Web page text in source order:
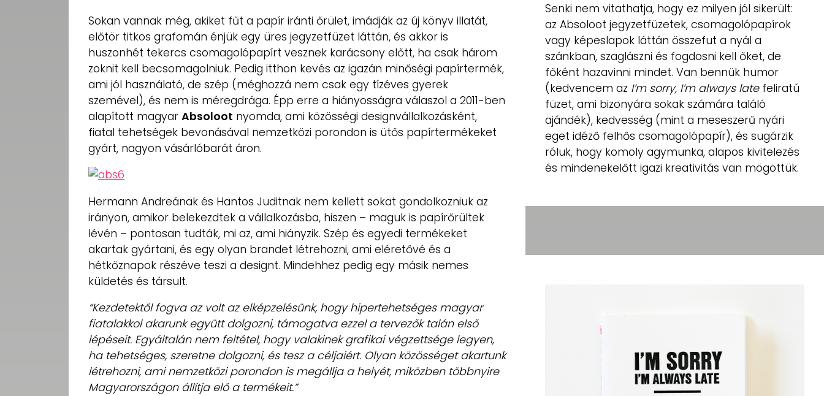
TÁJÉKOZTATÓ
Sokan vannak még, akiket fűt a papír iránti őrület, imádják az új könyv illatát,
előtör titkos grafomán énjük egy üres jegyzetfüzet láttán, és akkor is
huszonhét tekercs csomagolópapírt vesznek karácsony előtt, ha csak három
zoknit kell becsomagolniuk. Pedig itthon kevés az igazán minőségi papírtermék,
ami jól használató, de szép (méghozzá nem csak egy tízéves gyerek
szemével), és nem is méregdrága. Épp erre a hiányosságra válaszol a 2011-ben
alapított magyar Absoloot nyomda, ami közösségi designvállalkozásként,
fiatal tehetségek bevonásával nemzetközi porondon is ütős papírtermékeket
gyárt, nagyon vásárlóbarát áron.
Hermann Andreának és Hantos Juditnak nem kellett sokat gondolkozniuk az
irányon, amikor belekezdtek a vállalkozásba, hiszen – maguk is papírőrültek
lévén – pontosan tudták, mi az, ami hiányzik. Szép és egyedi termékeket
akartak gyártani, és egy olyan brandet létrehozni, ami eléretővé és a
hétköznapok részéve teszi a designt. Mindehhez pedig egy másik nemes
küldetés és társult.
“Kezdetektől fogva az volt az elképzelésünk, hogy hipertehetséges magyar
fiatalakkol akarunk együtt dolgozni, támogatva ezzel a tervezők talán első
lépéseit. Egyáltalán nem feltétel, hogy valakinek grafikai végzettsége legyen,
ha tehetséges, szeretne dolgozni, és tesz a céljaiért. Olyan közösséget akartunk
létrehozni, ami nemzetközi porondon is megállja a helyét, miközben többnyire
Magyarországon állítja elő a termékeit.”
Senki nem vitathatja, hogy ez milyen jól sikerült:
az Absoloot jegyzetfüzetek, csomagolópapírok
vagy képeslapok láttán összefut a nyál a
szánkban, szaglászni és fogdosni kell őket, de
főként hazavinni mindet. Van bennük humor
(kedvencem az I’m sorry, I’m always latefeliratú
füzet, ami bizonyára sokak számára találó
ajándék), kedvesség (mint a meseszerű nyári
eget idéző felhős csomagolópapír), és sugárzik
róluk, hogy komoly agymunka, alapos kivitelezés
és mindenekelőtt igazi kreativitás van mögöttük.